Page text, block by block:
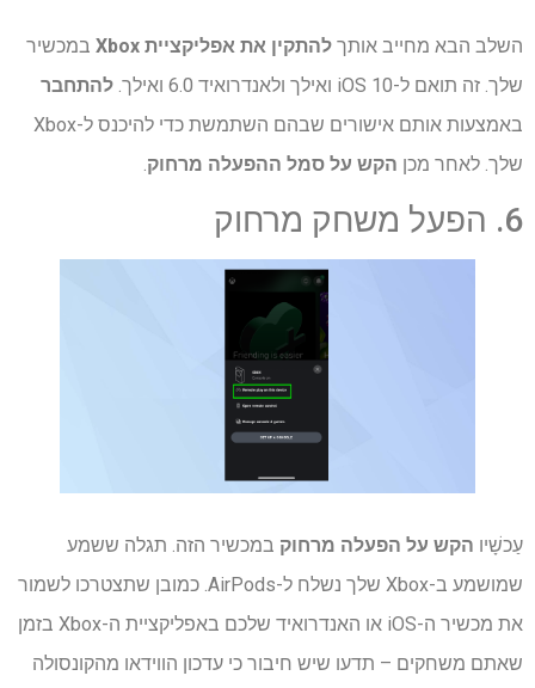
השלב הבא מחייב אותך להתקין את אפליקציית Xbox
במכשיר
שלך. זה תואם ל-iOS 10 ואילך ולאנדרואיד 6.0 ואילך.
להתחבר
באמצעות אותם אישורים שבהם השתמשת כדי להיכנס ל-Xbox
שלך. לאחר מכן הקש על סמל ההפעלה מרחוק
6. הפעל משחק מרחוק
עַכשָׁיו הקש על הפעלה מרחוק במכשיר הזה. תגלה ששמע
שמושמע ב-Xbox שלך נשלח ל-AirPods. כמובן שתצטרכו לשמור
את מכשיר ה-iOS או האנדרואיד שלכם באפליקציית ה-Xbox בזמן
שאתם משחקים – תדעו שיש חיבור כי עדכון הווידאו מהקונסולה